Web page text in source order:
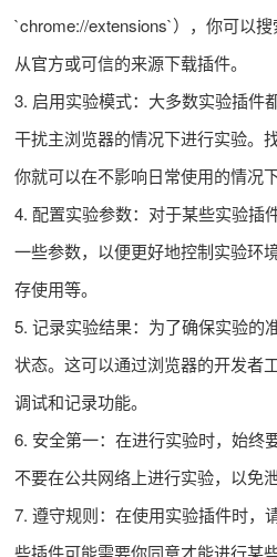
`chrome://extensions`），你可以
从官方或可信的来源下载插件。
3. 启用实验模式：大多数实验插件
干扰主浏览器的情况下进行实验。
你就可以在不影响日常使用的情况
4. 配置实验参数：对于某些实验插
一些参数，以便更好地控制实验环
存使用等。
5. 记录实验结果：为了确保实验的
状态。这可以通过浏览器的开发者
调试和记录功能。
6. 安全第一：在进行实验时，始终
不要在公共网络上进行实验，以免
7. 遵守规则：在使用实验插件时，
些插件可能需要你同意才能进行某些